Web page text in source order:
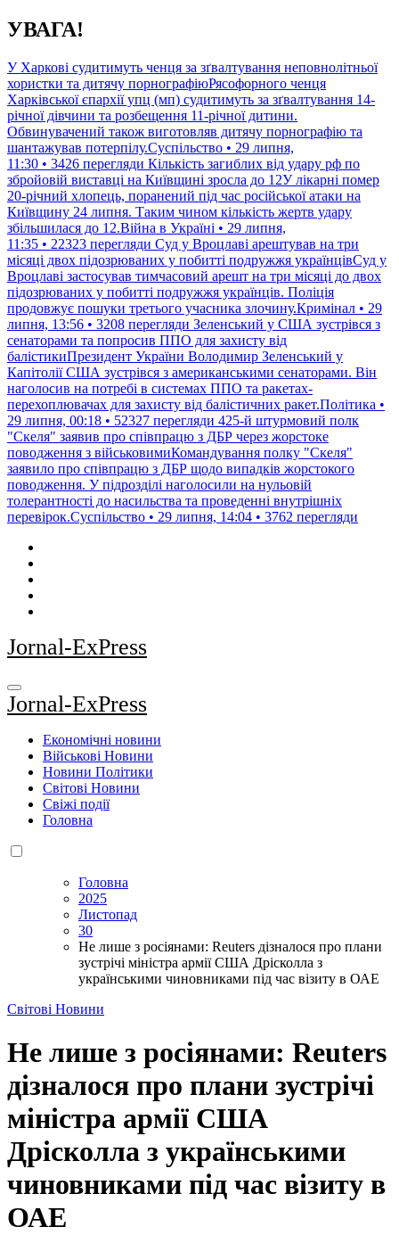
Перейти
до
УВАГА!
У Харкові судитимуть ченця за зґвалтування неповнолітньої
хористки та дитячу порнографіюРясофорного ченця
Харківської єпархії упц (мп) судитимуть за зґвалтування 14-
річної дівчини та розбещення 11-річної дитини.
Обвинувачений також виготовляв дитячу порнографію та
шантажував потерпілу.Суспільство • 29 липня,
11:30 • 3426 перегляди Кількість загиблих від удару рф по
збройовій виставці на Київщині зросла до 12У лікарні помер
20-річний хлопець, поранений під час російської атаки на
Київщину 24 липня. Таким чином кількість жертв удару
збільшилася до 12.Війна в Україні • 29 липня,
11:35 • 22323 перегляди Суд у Вроцлаві арештував на три
місяці двох підозрюваних у побитті подружжя українцівСуд у
Вроцлаві застосував тимчасовий арешт на три місяці до двох
підозрюваних у побитті подружжя українців. Поліція
продовжує пошуки третього учасника злочину.Кримінал • 29
липня, 13:56 • 3208 перегляди Зеленський у США зустрівся з
сенаторами та попросив ППО для захисту від
балістикиПрезидент України Володимир Зеленський у
Капітолії США зустрівся з американськими сенаторами. Він
наголосив на потребі в системах ППО та ракетах-
перехоплювачах для захисту від балістичних ракет.Політика •
29 липня, 00:18 • 52327 перегляди 425-й штурмовий полк
"Скеля" заявив про співпрацю з ДБР через жорстоке
поводження з військовимиКомандування полку "Скеля"
заявило про співпрацю з ДБР щодо випадків жорстокого
поводження. У підрозділі наголосили на нульовій
толерантності до насильства та проведенні внутрішніх
перевірок.Суспільство • 29 липня, 14:04 • 3762 перегляди
Jornal-ExPress
Jornal-ExPress
Економічні новини
Військові Новини
Новини Політики
Світові Новини
Свіжі події
Головна
Головна
2025
Листопад
30
Не лише з росіянами: Reuters дізналося про плани
зустрічі міністра армії США Дрісколла з
українськими чиновниками під час візиту в ОАЕ
Світові Новини
Не лише з росіянами: Reuters
дізналося про плани зустрічі
міністра армії США
Дрісколла з українськими
чиновниками під час візиту в
ОАЕ